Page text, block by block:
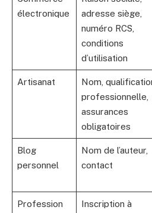
électronique
adresse siège,
numéro RCS,
conditions
d’utilisation
Artisanat
Nom,
professionnelle,
assurances
obligatoires
Blog
personnel
Nom de l’auteur,
contact
Profession
Inscription à